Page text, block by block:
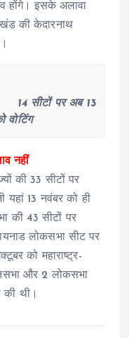
होंगे। इसके अलावा
की केदारनाथ
14 सीटों पर अब 13
वोटिंग
नहीं
की 33 सीटों पर
यहां 13 नवंबर को ही
की 43 सीटों पर
लोकसभा सीट पर
को महाराष्ट्र-
और 2 लोकसभा
की थी।